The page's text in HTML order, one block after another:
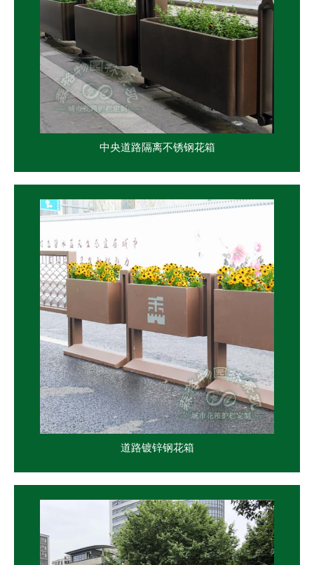
中央道路隔离不锈钢花箱
道路镀锌钢花箱